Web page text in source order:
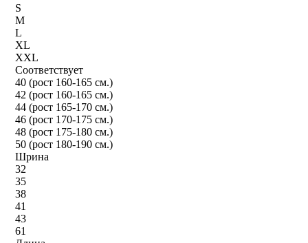
S
M
L
XL
XXL
Соответствует
40 (рост 160-165 см.)
42 (рост 160-165 см.)
44 (рост 165-170 см.)
46 (рост 170-175 см.)
48 (рост 175-180 см.)
50 (рост 180-190 см.)
Шрина
32
35
38
41
43
61